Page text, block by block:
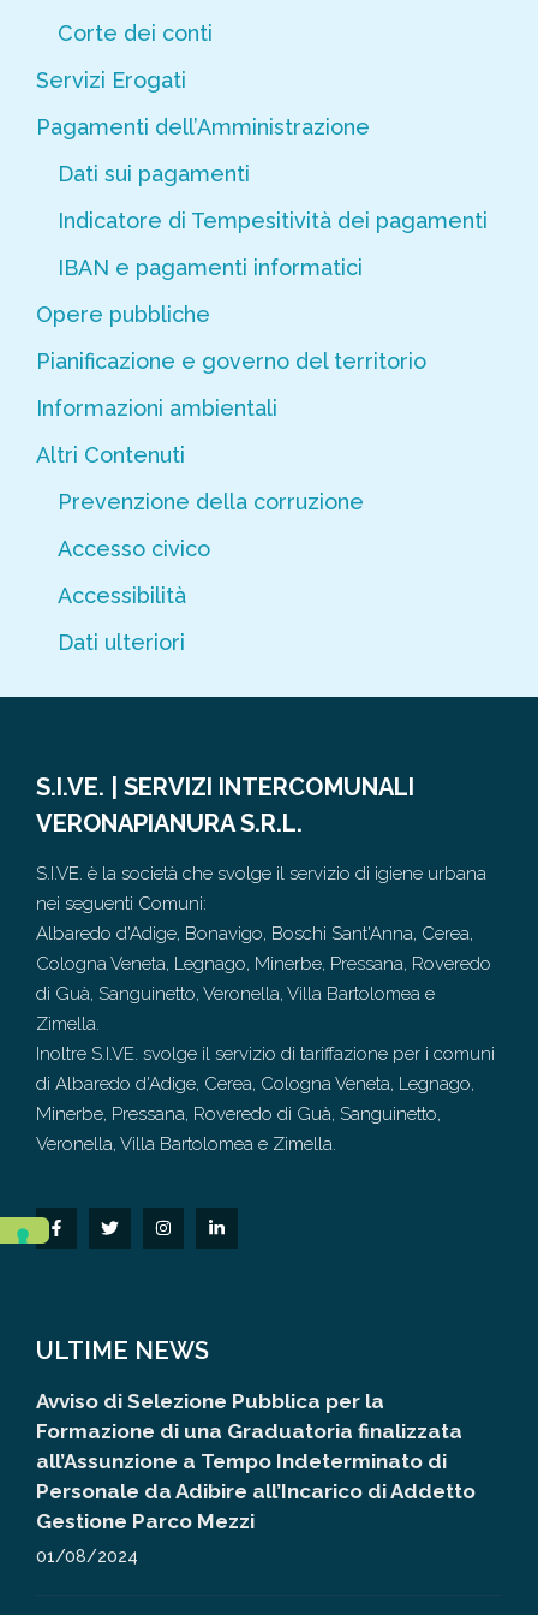
Corte dei conti
Servizi Erogati
Pagamenti dell’Amministrazione
Dati sui pagamenti
Indicatore di Tempesitività dei pagamenti
IBAN e pagamenti informatici
Opere pubbliche
Pianificazione e governo del territorio
Informazioni ambientali
Altri Contenuti
Prevenzione della corruzione
Accesso civico
Accessibilità
Dati ulteriori
S.I.VE. | SERVIZI INTERCOMUNALI
VERONAPIANURA S.R.L.
S.I.VE. è la società che svolge il servizio di igiene urbana
nei seguenti Comuni:
Albaredo d'Adige, Bonavigo, Boschi Sant'Anna, Cerea,
Cologna Veneta, Legnago, Minerbe, Pressana, Roveredo
di Guà, Sanguinetto, Veronella, Villa Bartolomea e
Zimella.
Inoltre S.I.VE. svolge il servizio di tariffazione per i comuni
di Albaredo d'Adige, Cerea, Cologna Veneta, Legnago,
Minerbe, Pressana, Roveredo di Guà, Sanguinetto,
Veronella, Villa Bartolomea e Zimella.
ULTIME NEWS
Avviso di Selezione Pubblica per la
Formazione di una Graduatoria finalizzata
all’Assunzione a Tempo Indeterminato di
Personale da Adibire all’Incarico di Addetto
Gestione Parco Mezzi
01/08/2024